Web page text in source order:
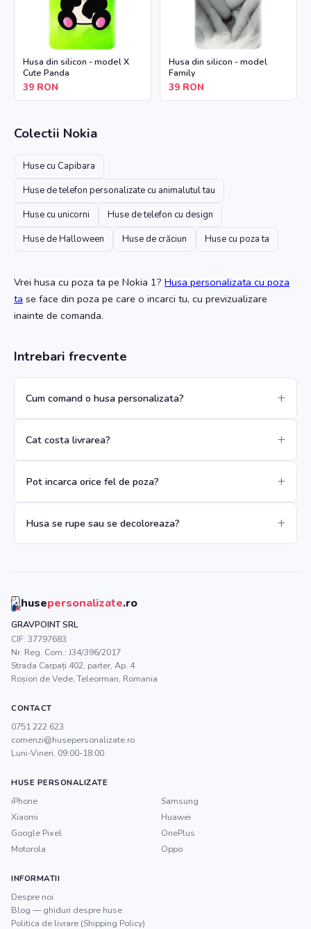
Husa din silicon - model X
Cute Panda
39 RON
Husa din silicon - model
Family
39 RON
Colectii Nokia
Huse cu Capibara
Huse de telefon personalizate cu animalutul tau
Huse cu unicorni
Huse de telefon cu design
Huse de Halloween
Huse de crăciun Huse cu poza ta
Vrei husa cu poza ta pe Nokia 1? Husa personalizata cu poza
ta se face din poza pe care o incarci tu, cu previzualizare
inainte de comanda.
Intrebari frecvente
Cum comand o husa personalizata?
Cat costa livrarea?
Pot incarca orice fel de poza?
Husa se rupe sau se decoloreaza?
husepersonalizate.ro
GRAVPOINT SRL
CIF: 37797683
Nr. Reg. Com.: J34/396/2017
Strada Carpați 402, parter, Ap. 4
Roșiori de Vede,Teleorman, Romania
CONTACT
0751 222 623
comenzi@husepersonalizate.ro
Luni-Vineri, 09:00-18:00
HUSE PERSONALIZATE
iPhone
Samsung
Xiaomi
Huawei
Google Pixel
OnePlus
Motorola
Oppo
INFORMATII
Despre noi
Blog — ghiduri despre huse
Politica de livrare (Shipping Policy)